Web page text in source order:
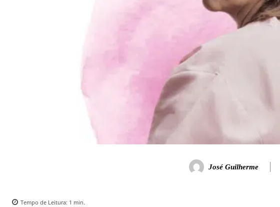
José Guilherme
Tempo de Leitura: 1 min.